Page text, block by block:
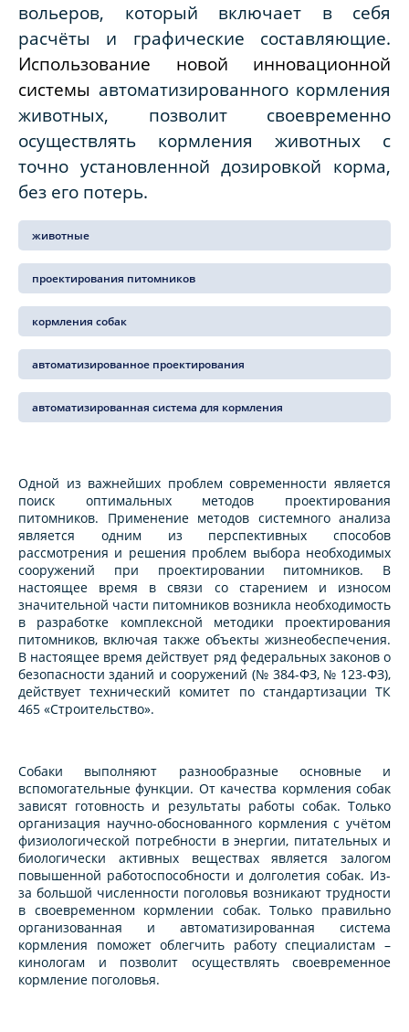
вольеров, который включает в себя
расчёты и графические составляющие.
Использование новой инновационной
системы автоматизированного кормления
животных, позволит своевременно
осуществлять кормления животных с
точно установленной дозировкой корма,
без его потерь.
животные
проектирования питомников
кормления собак
автоматизированное проектирования
автоматизированная система для кормления
Одной из важнейших проблем современности является
поиск оптимальных методов проектирования
питомников. Применение методов системного анализа
является одним из перспективных способов
рассмотрения и решения проблем выбора необходимых
сооружений при проектировании питомников. В
настоящее время в связи со старением и износом
значительной части питомников возникла необходимость
в разработке комплексной методики проектирования
питомников, включая также объекты жизнеобеспечения.
В настоящее время действует ряд федеральных законов о
безопасности зданий и сооружений (№ 384-ФЗ, № 123-ФЗ),
действует технический комитет по стандартизации ТК
465 «Строительство».
Собаки выполняют разнообразные основные и
вспомогательные функции. От качества кормления собак
зависят готовность и результаты работы собак. Только
организация научно-обоснованного кормления с учётом
физиологической потребности в энергии, питательных и
биологически активных веществах является залогом
повышенной работоспособности и долголетия собак. Из-
за большой численности поголовья возникают трудности
в своевременном кормлении собак. Только правильно
организованная и автоматизированная система
кормления поможет облегчить работу специалистам –
кинологам и позволит осуществлять своевременное
кормление поголовья.